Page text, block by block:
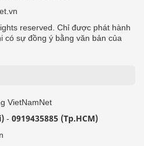
reserved. Chỉ được phát hành
có sự đồng ý bằng văn bản của
VietNamNet
- 0919435885 (Tp.HCM)